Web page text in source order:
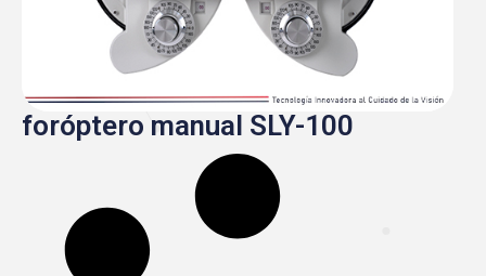
foróptero manual SLY-100